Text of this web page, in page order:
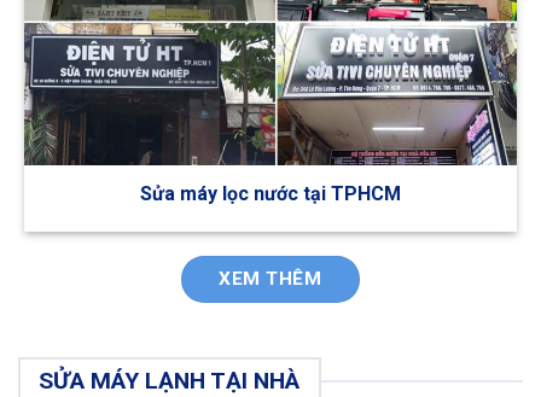
Sửa máy lọc nước tại TPHCM
XEM THÊM
SỬA MÁY LẠNH TẠI NHÀ